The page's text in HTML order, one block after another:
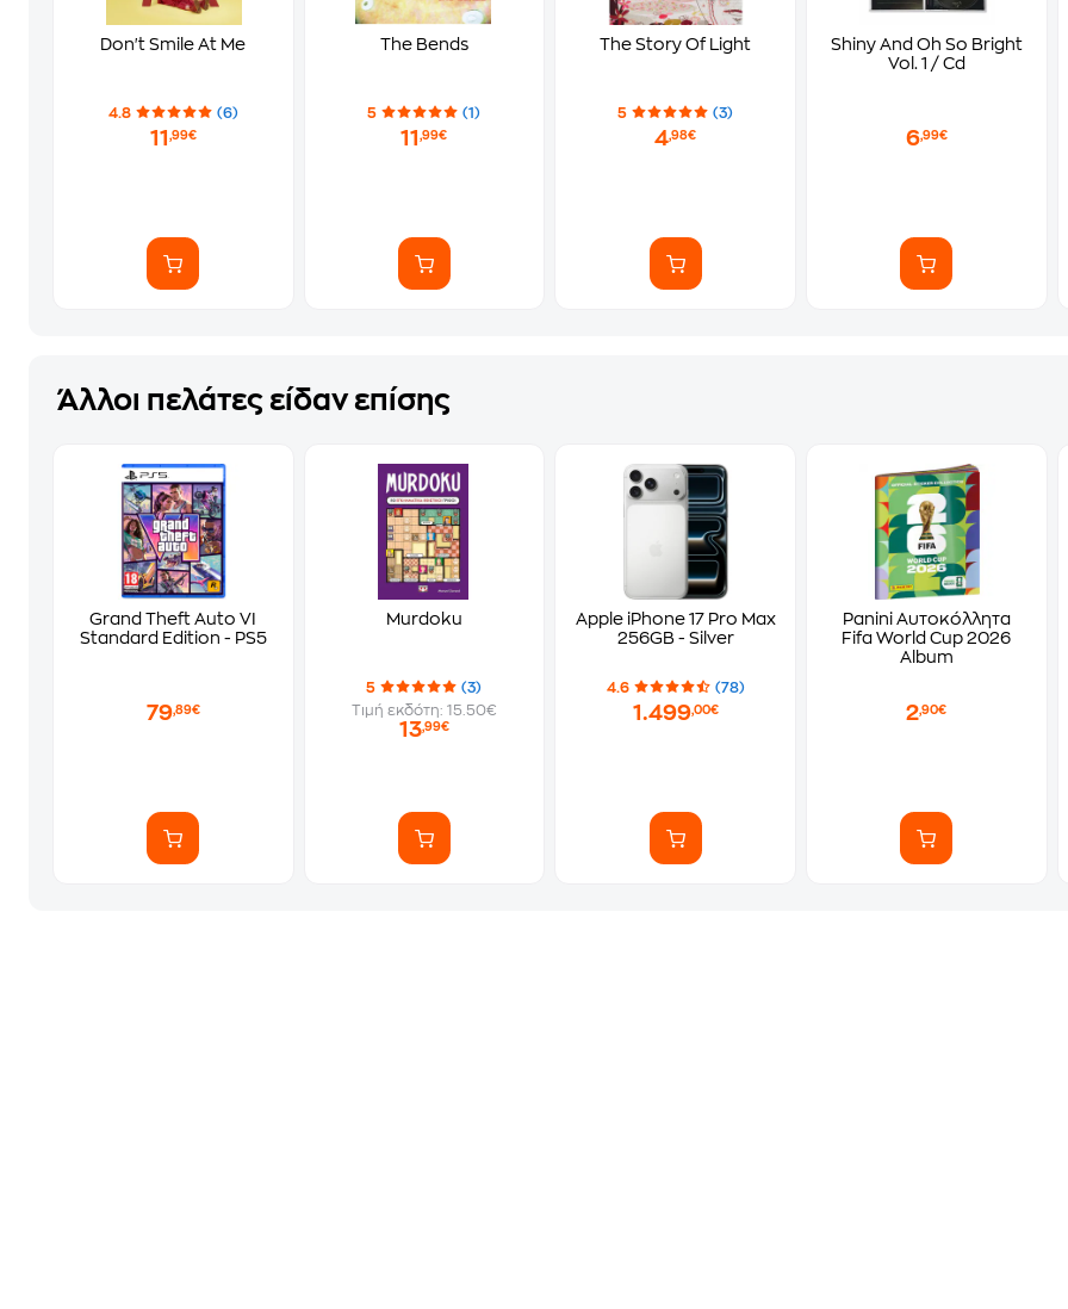
Don't Smile At Me
4.8 (6)
11 ,99€
The Bends
5 (1)
11,99€
The Story Of Light
5 (3)
4,98€
Shiny And Oh So Bright
Vol. 1 / Cd
6,99€
Άλλοι πελάτες είδαν επίσης
Grand Theft Auto VI
Standard Edition - PS5
79,89€
Murdoku
5
(3)
Τιμή εκδότη: 15.50€
13,99€
Apple iPhone 17 Pro Max
256GB - Silver
4.6 (78)
1.499,00€
Panini Αυτοκόλλητα
Fifa World Cup 2026
Album
2,90€